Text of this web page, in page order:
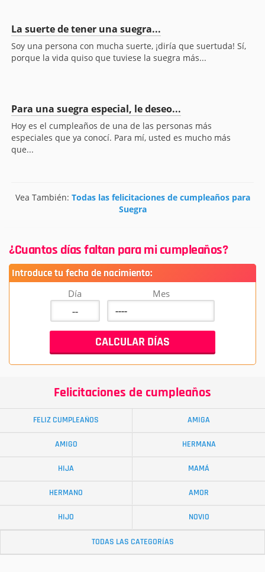
La suerte de tener una suegra...
Soy una persona con mucha suerte, ¡diría que suertuda! Sí,
porque la vida quiso que tuviese la suegra más...
Para una suegra especial, le deseo...
Hoy es el cumpleaños de una de las personas más
especiales que ya conocí. Para mí, usted es mucho más
que...
Vea También: Todas las felicitaciones de cumpleaños para
Suegra
¿Cuantos días faltan para mi cumpleaños?
Introduce tu fecha de nacimiento:
Día Mes
Felicitaciones de cumpleaños
FELIZ CUMPLEAÑOS AMIGA
AMIGO HERMANA
HIJA MAMÁ
HERMANO AMOR
HIJO NOVIO
TODAS LAS CATEGORÍAS